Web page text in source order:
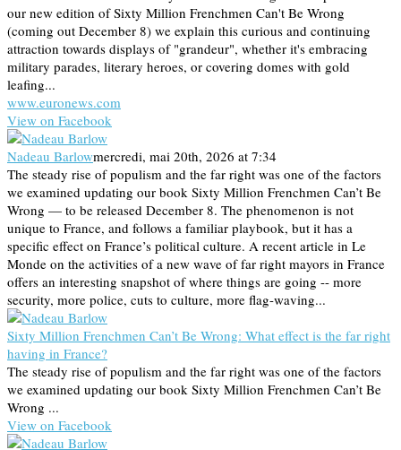
our new edition of Sixty Million Frenchmen Can't Be Wrong
(coming out December 8) we explain this curious and continuing
attraction towards displays of "grandeur", whether it's embracing
military parades, literary heroes, or covering domes with gold
leafing...
www.euronews.com
View on Facebook
Nadeau Barlowmercredi, mai 20th, 2026 at 7:34
The steady rise of populism and the far right was one of the factors
we examined updating our book Sixty Million Frenchmen Can’t Be
Wrong — to be released December 8. The phenomenon is not
unique to France, and follows a familiar playbook, but it has a
specific effect on France’s political culture. A recent article in Le
Monde on the activities of a new wave of far right mayors in France
offers an interesting snapshot of where things are going -- more
security, more police, cuts to culture, more flag-waving...
Sixty Million Frenchmen Can’t Be Wrong: What effect is the far right
having in France?
The steady rise of populism and the far right was one of the factors
we examined updating our book Sixty Million Frenchmen Can’t Be
Wrong ...
View on Facebook